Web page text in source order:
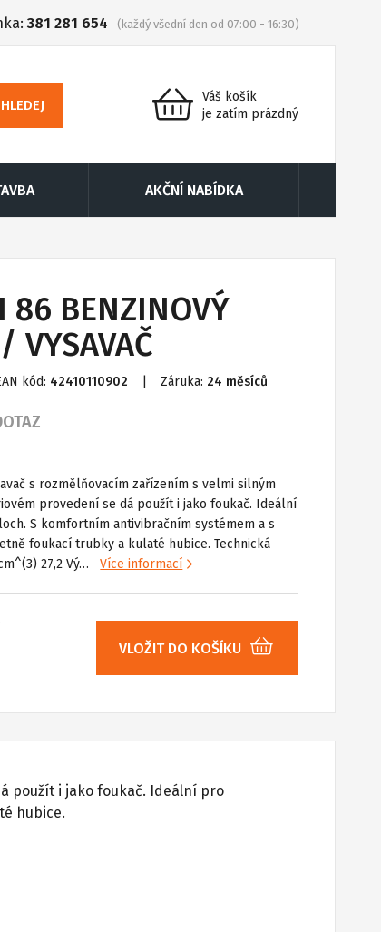
381 281 654 (každý všední den od 07:00 - 16:30)
HLEDEJ
Váš košík
je zatím prázdný
AKČNÍ NABÍDKA
86 BENZINOVÝ
VYSAVAČ
kód: 42410110902 Záruka: 24 měsíců
s rozmělňovacím zařízením s velmi silným
provedení se dá použít i jako foukač. Ideální
S komfortním antivibračním systémem a s
foukací trubky a kulaté hubice. Technická
27,2 Vý…Více informací
VLOŽIT DO KOŠÍKU
použít i jako foukač. Ideální pro
hubice.